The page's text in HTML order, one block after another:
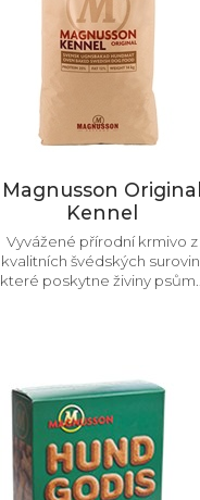
Magnusson Original
Kennel
Vyvážené přírodní krmivo z
kvalitních švédských surovin,
které poskytne živiny psům...